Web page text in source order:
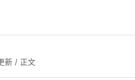
新/ 正文